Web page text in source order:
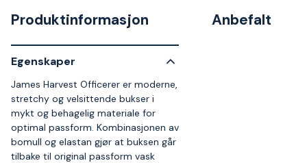
Produktinformasjon
Egenskaper
James Harvest Officerer er moderne,
stretchy og velsittende bukser i
mykt og behagelig materiale for
optimal passform. Kombinasjonen av
bomull og elastan gjør at buksen går
tilbake til original passform vask
Anbefalt